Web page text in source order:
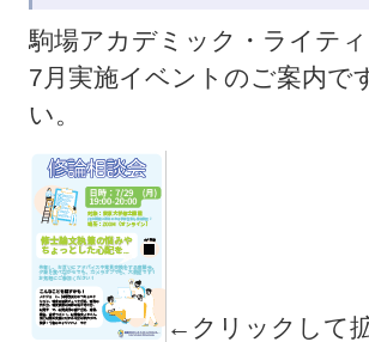
駒場アカデミック・ライテ
7月実施イベントのご案内で
い。
←クリックして